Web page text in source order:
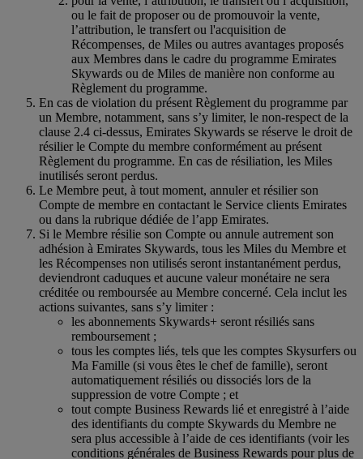
ou le fait de proposer ou de promouvoir la vente,
l’attribution, le transfert ou l'acquisition de
Récompenses, de Miles ou autres avantages proposés
aux Membres dans le cadre du programme Emirates
Skywards ou de Miles de manière non conforme au
Règlement du programme.
En cas de violation du présent Règlement du programme par
un Membre, notamment, sans s’y limiter, le non-respect de la
clause 2.4 ci-dessus, Emirates Skywards se réserve le droit de
résilier le Compte du membre conformément au présent
Règlement du programme. En cas de résiliation, les Miles
inutilisés seront perdus.
Le Membre peut, à tout moment, annuler et résilier son
Compte de membre en contactant le Service clients Emirates
ou dans la rubrique dédiée de l’app Emirates.
Si le Membre résilie son Compte ou annule autrement son
adhésion à Emirates Skywards, tous les Miles du Membre et
les Récompenses non utilisés seront instantanément perdus,
deviendront caduques et aucune valeur monétaire ne sera
créditée ou remboursée au Membre concerné. Cela inclut les
actions suivantes, sans s’y limiter :
les abonnements Skywards+ seront résiliés sans
remboursement ;
tous les comptes liés, tels que les comptes Skysurfers ou
Ma Famille (si vous êtes le chef de famille), seront
automatiquement résiliés ou dissociés lors de la
suppression de votre Compte ; et
tout compte Business Rewards lié et enregistré à l’aide
des identifiants du compte Skywards du Membre ne
sera plus accessible à l’aide de ces identifiants (voir les
conditions générales de Business Rewards pour plus de